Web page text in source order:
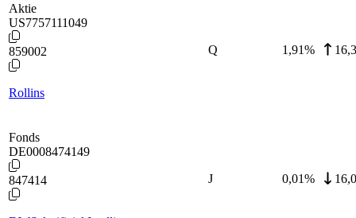
Aktie
US7757111049
859002
Rollins
Q 1,91%
Fonds
DE0008474149
847414 J 0,01%